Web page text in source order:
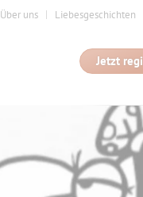
Über uns Liebesgeschichten
Jetzt